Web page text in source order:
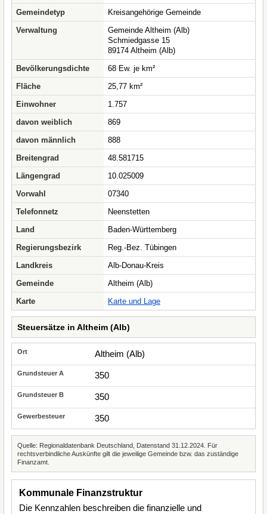
Gemeindetyp
Kreisangehörige Gemeinde
Verwaltung
Gemeinde Altheim (Alb)
Schmiedgasse 15
89174 Altheim (Alb)
Bevölkerungsdichte
68 Ew. je km²
Fläche
25,77 km²
Einwohner
1.757
davon weiblich
869
davon männlich
888
Breitengrad
48.581715
Längengrad
10.025009
Vorwahl
07340
Telefonnetz
Neenstetten
Land
Baden-Württemberg
Regierungsbezirk
Reg.-Bez. Tübingen
Landkreis
Alb-Donau-Kreis
Gemeinde
Altheim (Alb)
Karte
Karte und Lage
Steuersätze in Altheim (Alb)
Altheim (Alb)
350
350
350
Quelle: Regionaldatenbank Deutschland, Datenstand 31.12.2024. Für
rechtsverbindliche Auskünfte gilt die jeweilige Gemeinde bzw. das zuständige
Finanzamt.
Kommunale Finanzstruktur
Die Kennzahlen beschreiben die finanzielle und